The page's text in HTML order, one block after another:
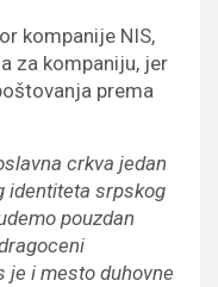
kompanije NIS,
za kompaniju, jer
prema
crkva jedan
identiteta srpskog
pouzdan
je i mesto duhovne